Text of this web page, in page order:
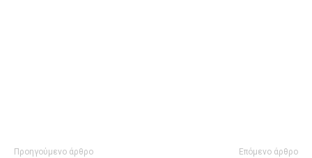
Προηγούμενο άρθρο Επόμενο άρθρο